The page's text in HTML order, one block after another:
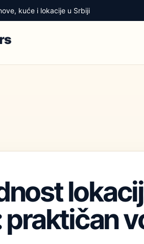
kuće i lokacije u Srbiji
praktičan